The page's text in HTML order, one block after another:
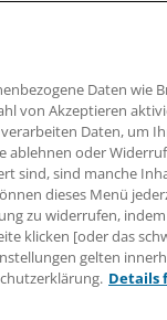
Forscher bei
lassen.
auch beim
zu dem Ziel,
Forscher im
Daten wie
von Akzeptieren
Daten, um
ablehnen oder
sind, sind manche
dieses Menü
zu widerrufen, indem
klicken [oder das
gelten
Details